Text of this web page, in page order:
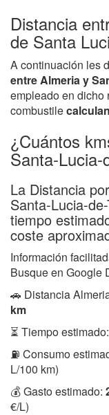
Distancia
de Santa
A continuación les
entre Almeria y
empleado en dicho
combustile
¿Cuántos
Santa-Lucia-
La Distancia
Santa-Lucia-
tiempo
coste
Información
Busque en Google
🚗 Distancia
km
⏳ Tiempo estimado:
⛽ Consumo
L/100 km)
💰 Gasto estimado:
€/L)